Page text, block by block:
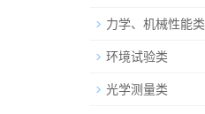
力学、机械性能类
环境试验类
光学测量类